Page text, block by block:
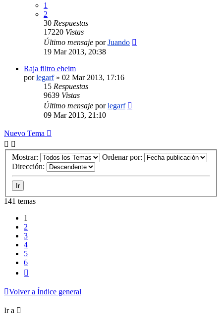
1
2
30 Respuestas
17220 Vistas
Último mensaje porJuando
19 Mar 2013, 20:38
Raja filtro eheim
porlegarf» 02 Mar 2013, 17:16
15 Respuestas
9639 Vistas
Último mensaje porlegarf
09 Mar 2013, 21:10
Nuevo Tema
Mostrar:
Ordenar por:
Dirección:
141 temas
1
2
3
4
5
6
Volver a Índice general
Ir a